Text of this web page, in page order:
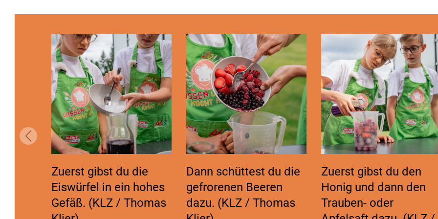
Zuerst gibst du die
Eiswürfel in ein hohes
Gefäß. (KLZ / Thomas
Dann schüttest du die
gefrorenen Beeren
dazu. (KLZ / Thomas
Zuerst gibst du den
Honig und dann den
Trauben- oder